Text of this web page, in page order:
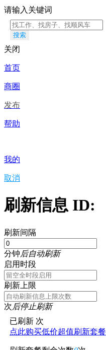
请输入关键词
搜索
关闭
首页
商圈
发布
帮助
我的
取消
刷新信息 ID:
刷新间隔
分钟后自动刷新
启用时段
刷新上限
次后停止刷新
已刷新 次
点此购买低价超值刷新套餐